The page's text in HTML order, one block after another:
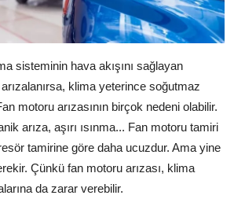
sisteminin hava akışını sağlayan
klima yeterince soğutmaz
motoru arızasının birçok nedeni olabilir.
arıza, aşırı ısınma... Fan motoru tamiri
tamirine göre daha ucuzdur. Ama yine
Çünkü fan motoru arızası, klima
da zarar verebilir.